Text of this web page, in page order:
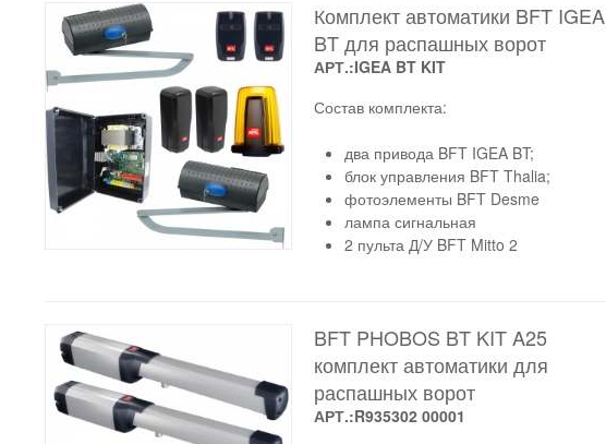
Комплект автоматики BFT IGEA
BT для распашных ворот
АРТ.:IGEA BT KIT
Состав комплекта:
два привода BFT IGEA BT;
блок управления BFT Thalia;
фотоэлементы BFT Desme
лампа сигнальная
2 пульта Д/У BFT Mitto 2
BFT PHOBOS BT KIT A25
комплект автоматики для
распашных ворот
АРТ.:R935302 00001